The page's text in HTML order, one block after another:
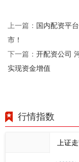
上一篇： 国内配资平
市！
下一篇： 开配资公司
实现资金增值
行情指数
上证